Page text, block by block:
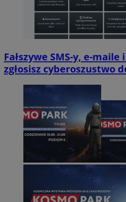
Fałszywe SMS-y, e-
zgłosisz cyberoszustwo